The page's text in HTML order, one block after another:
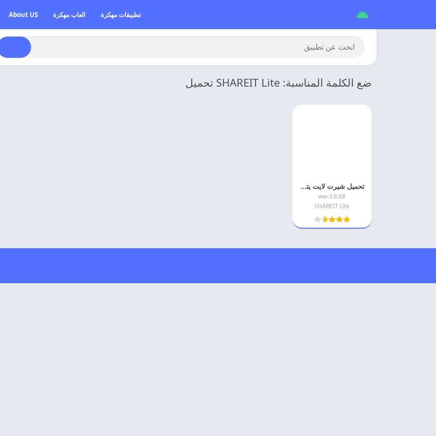
تطبيقات مهكرة العاب مهكرة About US
ضع الكلمة المناسبة: SHAREIT Lite تحميل
تحميل شيرت لايت يتوافق مع جهازك 2026 SHAREIT Lite APK اخر اصدار
3.8.68-ww
SHAREIT Lite